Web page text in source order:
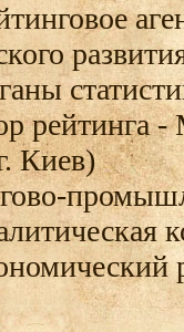
рейтинга
Киев)